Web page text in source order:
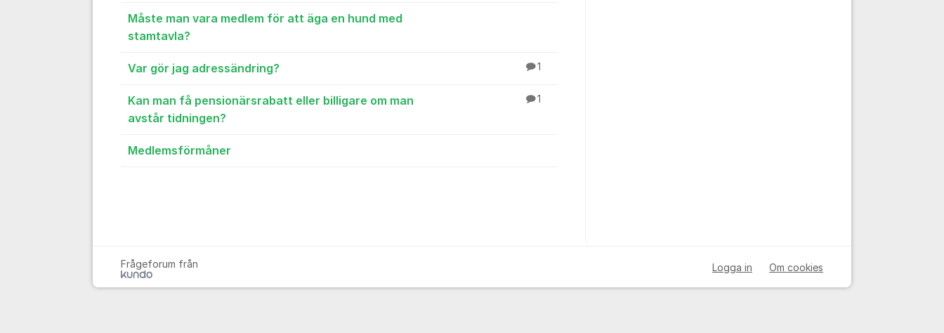
Måste man vara medlem för att äga en hund med
stamtavla?
Var gör jag adressändring? 1
Kan man få pensionärsrabatt eller billigare om man
avstår tidningen?
1
Medlemsförmåner
Frågeforum från Logga in Om cookies